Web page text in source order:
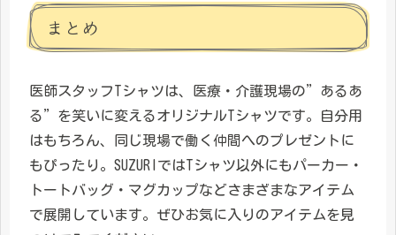
まとめ
医師スタッフTシャツは、医療・介護現場の”あるあ
る”を笑いに変えるオリジナルTシャツです。自分用
はもちろん、同じ現場で働く仲間へのプレゼントに
もぴったり。SUZURIではTシャツ以外にもパーカー・
トートバッグ・マグカップなどさまざまなアイテム
で展開しています。ぜひお気に入りのアイテムを見